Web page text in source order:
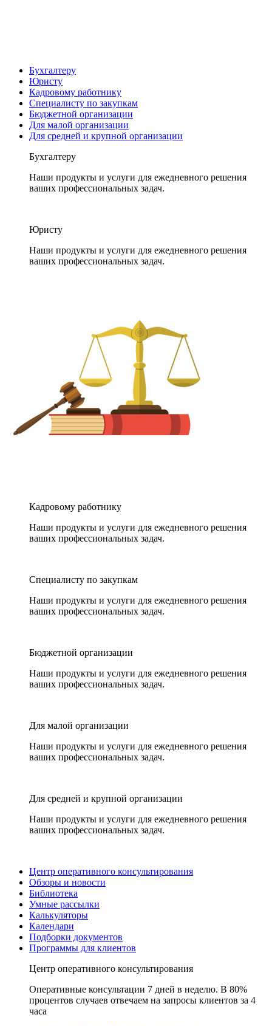
Бухгалтеру
Юристу
Кадровому работнику
Специалисту по закупкам
Бюджетной организации
Для малой организации
Для средней и крупной организации
Бухгалтеру
Наши продукты и услуги для ежедневного решения
ваших профессиональных задач.
Юристу
Наши продукты и услуги для ежедневного решения
ваших профессиональных задач.
Кадровому работнику
Наши продукты и услуги для ежедневного решения
ваших профессиональных задач.
Специалисту по закупкам
Наши продукты и услуги для ежедневного решения
ваших профессиональных задач.
Бюджетной организации
Наши продукты и услуги для ежедневного решения
ваших профессиональных задач.
Для малой организации
Наши продукты и услуги для ежедневного решения
ваших профессиональных задач.
Для средней и крупной организации
Наши продукты и услуги для ежедневного решения
ваших профессиональных задач.
Центр оперативного консультирования
Обзоры и новости
Библиотека
Умные рассылки
Калькуляторы
Календари
Подборки документов
Программы для клиентов
Центр оперативного консультирования
Оперативные консультации 7 дней в неделю. В 80%
процентов случаев отвечаем на запросы клиентов за 4
часа